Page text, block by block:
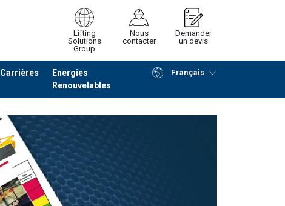
Lifting
Solutions
Group
Nous
contacter
Demander
un devis
Carrières
Energies
Renouvelables
Français
Poursuivre Envoyer demande